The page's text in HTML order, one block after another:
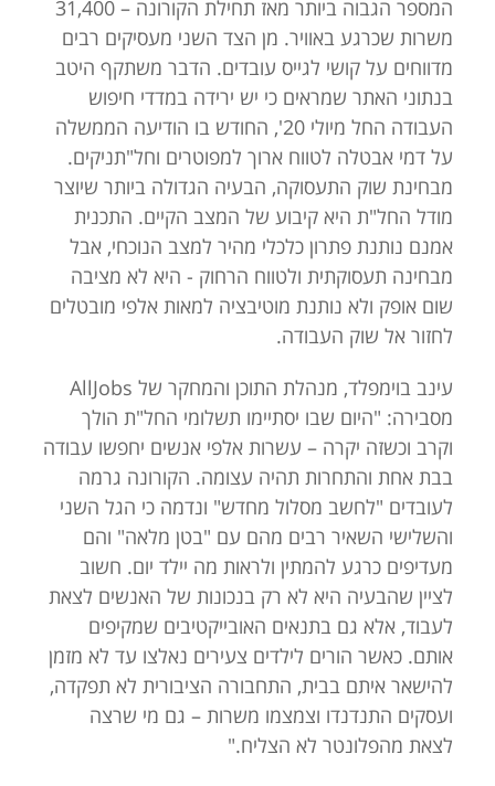
המספר הגבוה ביותר מאז תחילת הקורונה – 31,400
משרות שכרגע באוויר. מן הצד השני מעסיקים רבים
מדווחים על קושי לגייס עובדים. הדבר משתקף היטב
בנתוני האתר שמראים כי יש ירידה במדדי חיפוש
העבודה החל מיולי 20', החודש בו הודיעה הממשלה
על דמי אבטלה לטווח ארוך למפוטרים וחל"תניקים.
מבחינת שוק התעסוקה, הבעיה הגדולה ביותר שיוצר
מודל החל"ת היא קיבוע של המצב הקיים. התכנית
אמנם נותנת פתרון כלכלי מהיר למצב הנוכחי, אבל
מבחינה תעסוקתית ולטווח הרחוק - היא לא מציבה
שום אופק ולא נותנת מוטיבציה למאות אלפי מובטלים
לחזור אל שוק העבודה.
עינב בוימפלד, מנהלת התוכן והמחקר של AllJobs
מסבירה: "היום שבו יסתיימו תשלומי החל"ת הולך
וקרב וכשזה יקרה – עשרות אלפי אנשים יחפשו עבודה
בבת אחת והתחרות תהיה עצומה. הקורונה גרמה
לעובדים "לחשב מסלול מחדש" ונדמה כי הגל השני
והשלישי השאיר רבים מהם עם "בטן מלאה" והם
מעדיפים כרגע להמתין ולראות מה יילד יום. חשוב
לציין שהבעיה היא לא רק בנכונות של האנשים לצאת
לעבוד, אלא גם בתנאים האובייקטיבים שמקיפים
אותם. כאשר הורים לילדים צעירים נאלצו עד לא מזמן
להישאר איתם בבית, התחבורה הציבורית לא תפקדה,
ועסקים התנדנדו וצמצמו משרות – גם מי שרצה
לצאת מהפלונטר לא הצליח."